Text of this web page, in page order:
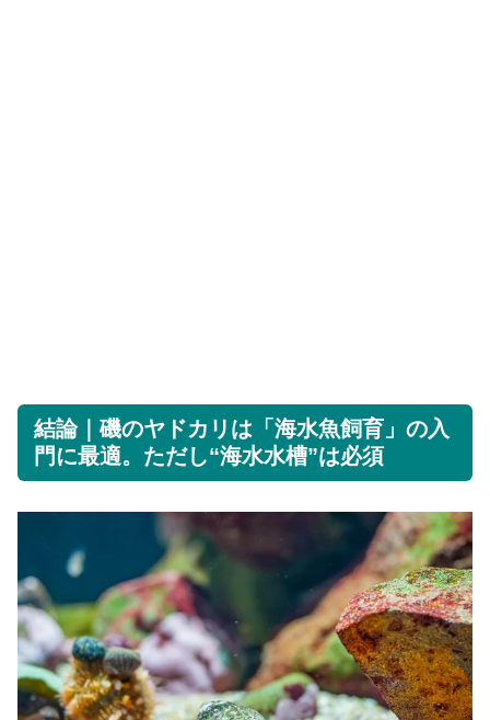
結論｜磯のヤドカリは「海水魚飼育」の入
門に最適。ただし“海水水槽”は必須